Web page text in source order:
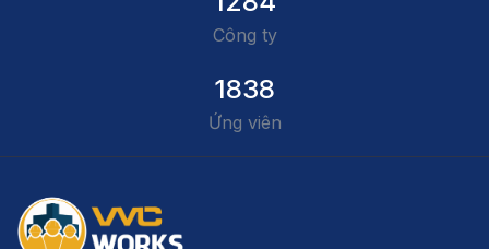
Công ty
1838
Ứng viên